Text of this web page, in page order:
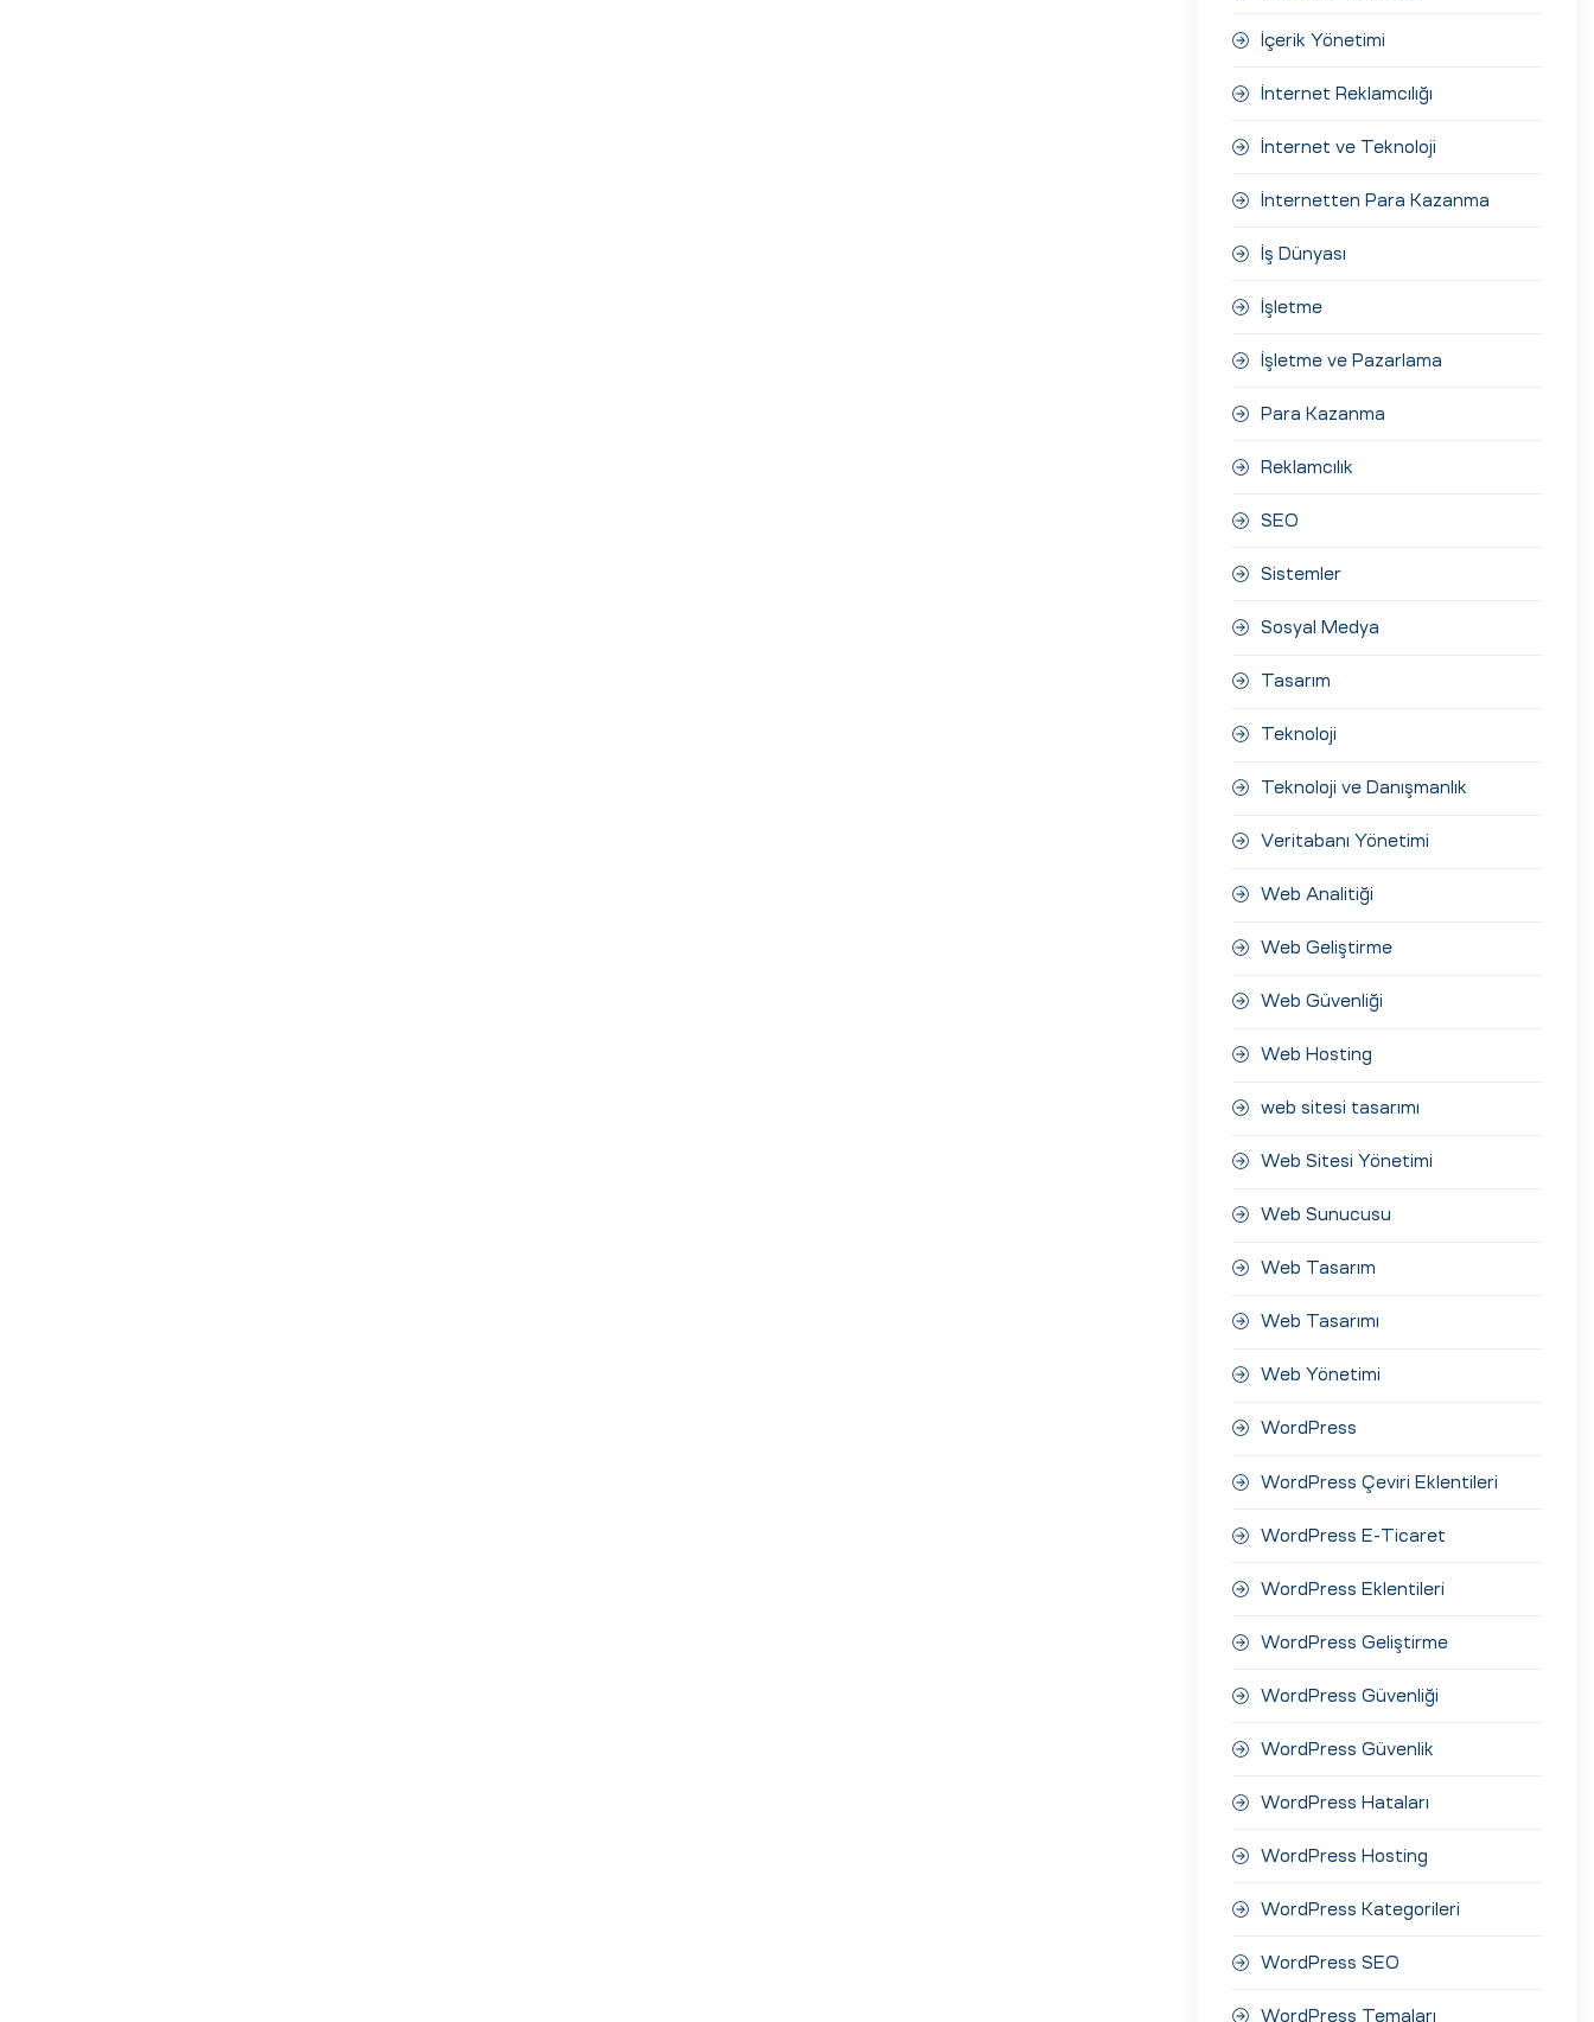
İçerik Yönetimi
İnternet Reklamcılığı
İnternet ve Teknoloji
İnternetten Para Kazanma
İş Dünyası
İşletme
İşletme ve Pazarlama
Para Kazanma
Reklamcılık
SEO
Sistemler
Sosyal Medya
Tasarım
Teknoloji
Teknoloji ve Danışmanlık
Veritabanı Yönetimi
Web Analitiği
Web Geliştirme
Web Güvenliği
Web Hosting
web sitesi tasarımı
Web Sitesi Yönetimi
Web Sunucusu
Web Tasarım
Web Tasarımı
Web Yönetimi
WordPress
WordPress Çeviri Eklentileri
WordPress E-Ticaret
WordPress Eklentileri
WordPress Geliştirme
WordPress Güvenliği
WordPress Güvenlik
WordPress Hataları
WordPress Hosting
WordPress Kategorileri
WordPress SEO
WordPress Temaları